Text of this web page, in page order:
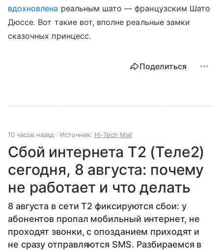
вдохновлена реальным шато — французским Шато
Дюссе. Вот такие вот, вполне реальные замки
сказочных принцесс.
Поделиться
10 часов назад Источник: Hi-Tech Mail
Сбой интернета T2 (Теле2)
сегодня, 8 августа: почему
не работает и что делать
8 августа в сети T2 фиксируются сбои: у
абонентов пропал мобильный интернет, не
проходят звонки, с опозданием приходят и
не сразу отправляются SMS. Разбираемся в